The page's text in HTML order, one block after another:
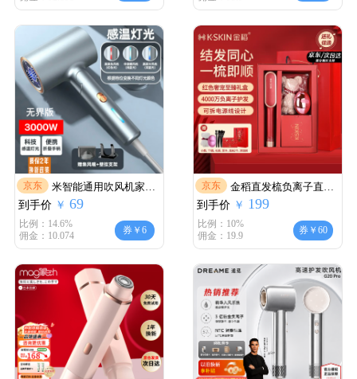
能车载便携数显胡须刀
+备用刀头
实用生日送长辈【七夕
京东
米智能通用吹风机家用
静音负离子大功率不伤
发折叠3000高速大风力
【闪银蓝】无界3000-折
到手价 ￥ 69
比例：14.6%
佣金：10.074
券￥6
京东
金稻直发梳负离子直卷
电动卷发棒直板夹红色
寓意好送闺蜜姐妹朋友
妈妈新娘结婚订婚情人
宠至臻礼盒【可拆电源
线+4000万负离子】
到手价 ￥ 199
比例：10%
佣金：19.9
券￥60